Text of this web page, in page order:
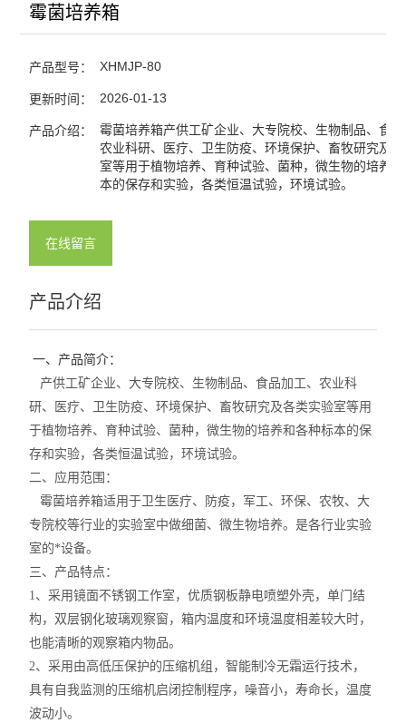
霉菌培养箱
产品型号： XHMJP-80
更新时间： 2026-01-13
产品介绍：
霉菌培养箱产供工矿企业、大专院校、生物制品、食
农业科研、医疗、卫生防疫、环境保护、畜牧研究及
室等用于植物培养、育种试验、菌种，微生物的培养
本的保存和实验，各类恒温试验，环境试验。
在线留言
产品介绍
一、产品简介：
产供工矿企业、大专院校、生物制品、食品加工、农业科
研、医疗、卫生防疫、环境保护、畜牧研究及各类实验室等用
于植物培养、育种试验、菌种，微生物的培养和各种标本的保
存和实验，各类恒温试验，环境试验。
二、应用范围：
霉菌培养箱适用于卫生医疗、防疫，军工、环保、农牧、大
专院校等行业的实验室中做细菌、微生物培养。是各行业实验
室的*设备。
三、产品特点：
1、采用镜面不锈钢工作室，优质钢板静电喷塑外壳，单门结
构，双层钢化玻璃观察窗，箱内温度和环境温度相差较大时，
也能清晰的观察箱内物品。
2、采用由高低压保护的压缩机组，智能制冷无霜运行技术，
具有自我监测的压缩机启闭控制程序，噪音小，寿命长，温度
波动小。